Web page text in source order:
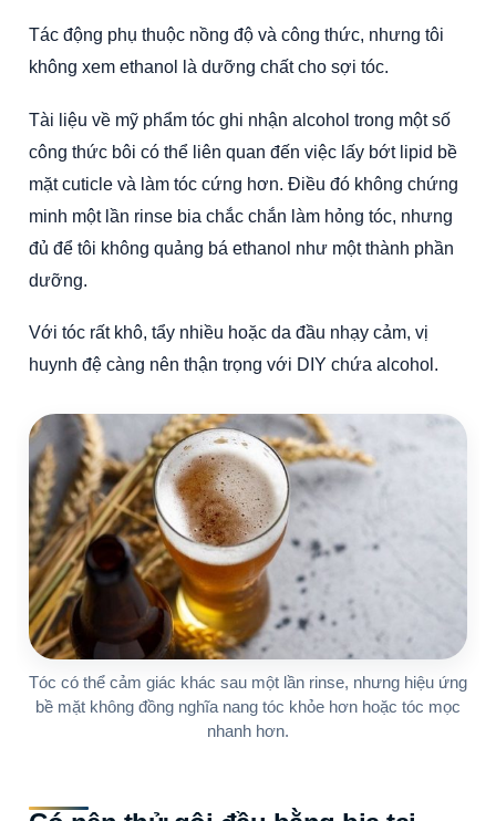
Tác động phụ thuộc nồng độ và công thức, nhưng tôi
không xem ethanol là dưỡng chất cho sợi tóc.
Tài liệu về mỹ phẩm tóc ghi nhận alcohol trong một số
công thức bôi có thể liên quan đến việc lấy bớt lipid bề
mặt cuticle và làm tóc cứng hơn. Điều đó không chứng
minh một lần rinse bia chắc chắn làm hỏng tóc, nhưng
đủ để tôi không quảng bá ethanol như một thành phần
dưỡng.
Với tóc rất khô, tẩy nhiều hoặc da đầu nhạy cảm, vị
huynh đệ càng nên thận trọng với DIY chứa alcohol.
Tóc có thể cảm giác khác sau một lần rinse, nhưng hiệu ứng
bề mặt không đồng nghĩa nang tóc khỏe hơn hoặc tóc mọc
nhanh hơn.